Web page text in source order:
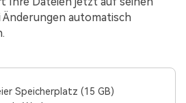
automatisch
Speicherplatz (15 GB)